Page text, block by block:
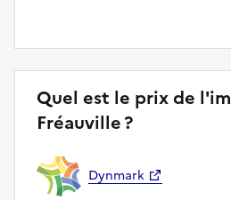
Quel est le prix de
Fréauville ?
Dynmark